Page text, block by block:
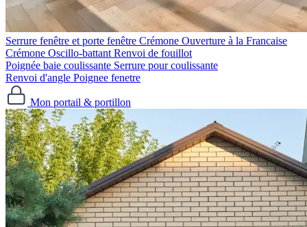
Serrure fenêtre et porte fenêtre
Crémone Ouverture à la Francaise
Crémone Oscillo-battant Renvoi de fouillot
Poignée baie coulissante Serrure pour coulissante
Renvoi d'angle Poignee fenetre
Mon portail & portillon